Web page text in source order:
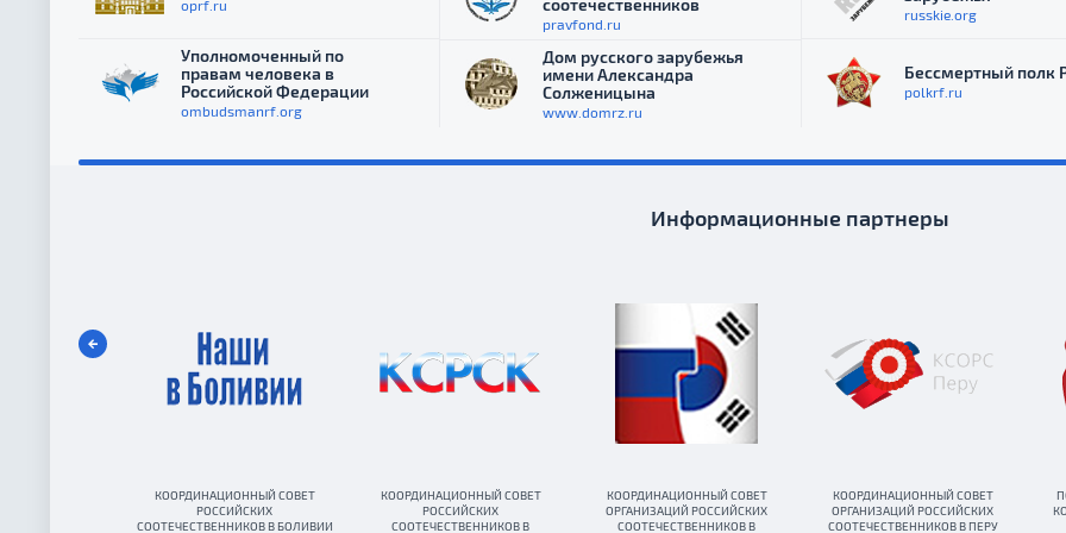
oprf.ru
Уполномоченный по
правам человека в
Российской Федерации
ombudsmanrf.org
pravfond.ru
Дом русского зарубежья
имени Александра
Солженицына
www.domrz.ru
russkie.org
Бессмертный полк
polkrf.ru
Информационные партнеры
КООРДИНАЦИОННЫЙ СОВЕТ
РОССИЙСКИХ
СООТЕЧЕСТВЕННИКОВ В БОЛИВИИ
КООРДИНАЦИОННЫЙ СОВЕТ
РОССИЙСКИХ
СООТЕЧЕСТВЕННИКОВ В
КООРДИНАЦИОННЫЙ СОВЕТ
ОРГАНИЗАЦИЙ РОССИЙСКИХ
СООТЕЧЕСТВЕННИКОВ В
КООРДИНАЦИОННЫЙ СОВЕТ
ОРГАНИЗАЦИЙ РОССИЙСКИХ
СООТЕЧЕСТВЕННИКОВ В ПЕРУ